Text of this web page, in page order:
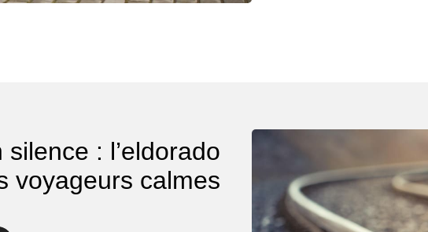
silence : l’eldorado
voyageurs calmes